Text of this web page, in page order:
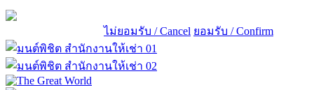
ไม่ยอมรับ / Cancel ยอมรับ / Confirm